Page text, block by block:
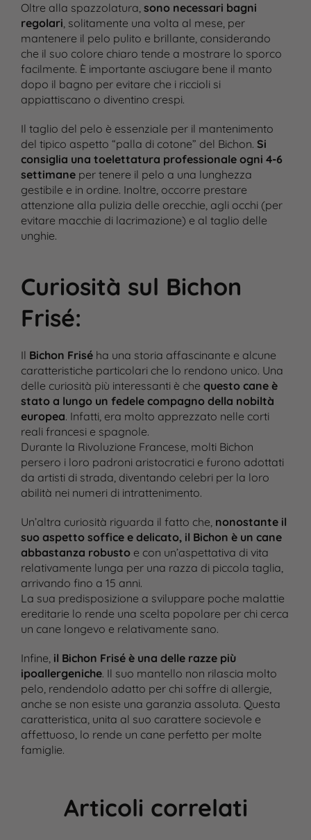
Oltre alla spazzolatura, sono necessari bagni
regolari, solitamente una volta al mese, per
mantenere il pelo pulito e brillante, considerando
che il suo colore chiaro tende a mostrare lo sporco
facilmente. È importante asciugare bene il manto
dopo il bagno per evitare che i riccioli si
appiattiscano o diventino crespi​.
Il taglio del pelo è essenziale per il mantenimento
del tipico aspetto “palla di cotone” del Bichon. Si
consiglia una toelettatura professionale ogni 4-6
settimaneper tenere il pelo a una lunghezza
gestibile e in ordine. Inoltre, occorre prestare
attenzione alla pulizia delle orecchie, agli occhi (per
evitare macchie di lacrimazione) e al taglio delle
unghie​.
Curiosità sul Bichon
Frisé:
Il Bichon Friséha una storia affascinante e alcune
caratteristiche particolari che lo rendono unico. Una
delle curiosità più interessanti è che questo cane è
stato a lungo un fedele compagno della nobiltà
europea. Infatti, era molto apprezzato nelle corti
reali francesi e spagnole.
Durante la Rivoluzione Francese, molti Bichon
persero i loro padroni aristocratici e furono adottati
da artisti di strada, diventando celebri per la loro
abilità nei numeri di intrattenimento.
Un’altra curiosità riguarda il fatto che, nonostante il
suo aspetto soffice e delicato, il Bichon è un cane
abbastanza robustoe con un’aspettativa di vita
relativamente lunga per una razza di piccola taglia,
arrivando fino a 15 anni​.
La sua predisposizione a sviluppare poche malattie
ereditarie lo rende una scelta popolare per chi cerca
un cane longevo e relativamente sano.
Infine, il Bichon Frisé è una delle razze più
ipoallergeniche. Il suo mantello non rilascia molto
pelo, rendendolo adatto per chi soffre di allergie,
anche se non esiste una garanzia assoluta​. Questa
caratteristica, unita al suo carattere socievole e
affettuoso, lo rende un cane perfetto per molte
famiglie.
Articoli correlati